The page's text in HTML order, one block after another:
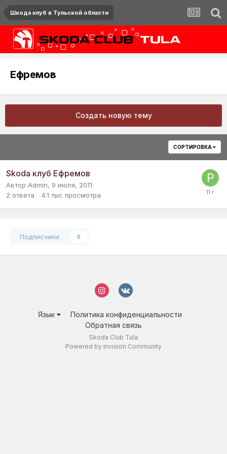
Шкода клуб в Тульской области
Ефремов
Создать новую тему
СОРТИРОВКА
Skoda клуб Ефремов
Автор Admin, 9 июля, 2011
2 ответа 4.1 тыс просмотра
Подписчики 0
Язык
Политика конфиденциальности
Обратная связь
Skoda Club Tula
Powered by Invision Community